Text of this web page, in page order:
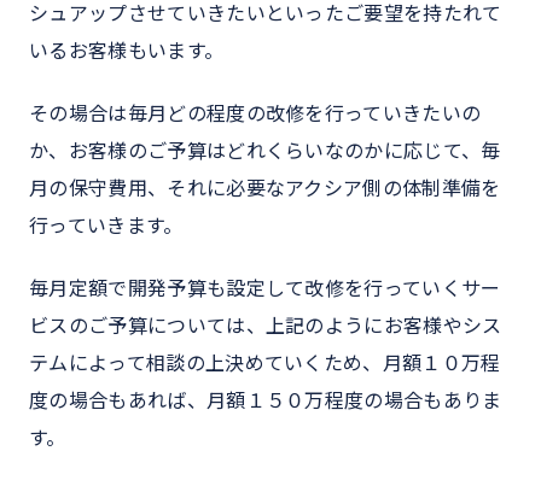
シュアップさせていきたいといったご要望を持たれて
いるお客様もいます。
その場合は毎月どの程度の改修を行っていきたいの
か、お客様のご予算はどれくらいなのかに応じて、毎
月の保守費用、それに必要なアクシア側の体制準備を
行っていきます。
毎月定額で開発予算も設定して改修を行っていくサー
ビスのご予算については、上記のようにお客様やシス
テムによって相談の上決めていくため、月額１０万程
度の場合もあれば、月額１５０万程度の場合もありま
す。